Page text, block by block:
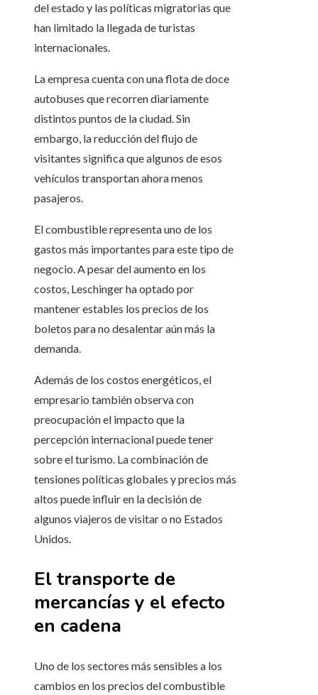
del estado y las políticas migratorias que
han limitado la llegada de turistas
internacionales.
La empresa cuenta con una flota de doce
autobuses que recorren diariamente
distintos puntos de la ciudad. Sin
embargo, la reducción del flujo de
visitantes significa que algunos de esos
vehículos transportan ahora menos
pasajeros.
El combustible representa uno de los
gastos más importantes para este tipo de
negocio. A pesar del aumento en los
costos, Leschinger ha optado por
mantener estables los precios de los
boletos para no desalentar aún más la
demanda.
Además de los costos energéticos, el
empresario también observa con
preocupación el impacto que la
percepción internacional puede tener
sobre el turismo. La combinación de
tensiones políticas globales y precios más
altos puede influir en la decisión de
algunos viajeros de visitar o no Estados
Unidos.
El transporte de
mercancías y el efecto
en cadena
Uno de los sectores más sensibles a los
cambios en los precios del combustible